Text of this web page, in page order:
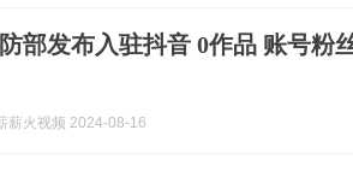
部发布入驻抖音 0作品 账号粉
薪火视频 2024-08-16